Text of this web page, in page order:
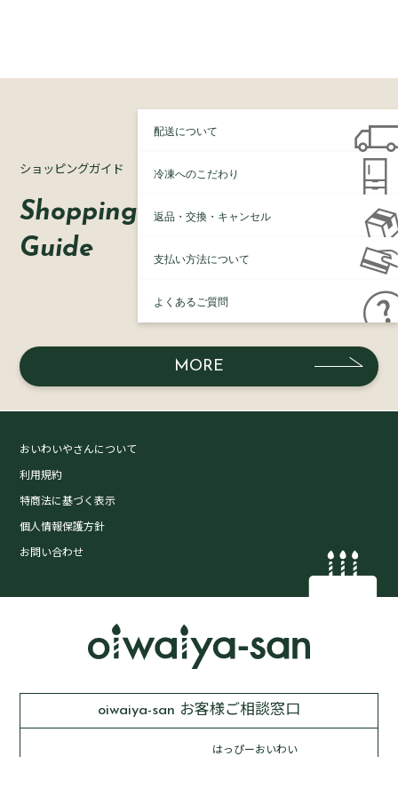
ショッピングガイド
Shopping
Guide
MORE
配送について
冷凍へのこだわり
返品・交換・キャンセル
支払い方法について
よくあるご質問
おいわいやさんについて
利用規約
特商法に基づく表示
個人情報保護方針
お問い合わせ
oiwaiya-san お客様ご相談窓口
はっぴーおいわい